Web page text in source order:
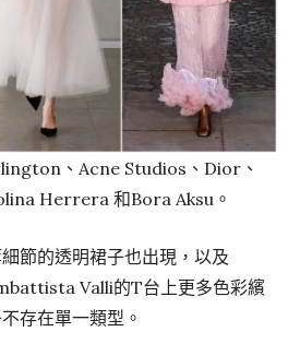
、Acne Studios、Dior、
Herrera 和Bora Aksu。
節的透明裙子也出現，以及
Valli的T台上更多色彩繽
存在單一類型。